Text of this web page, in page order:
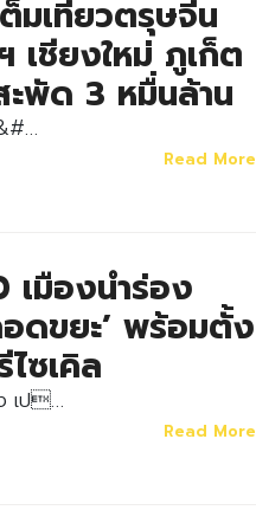
มเที่ยวตรุษจีน
เชียงใหม่ ภูเก็ต
ะพัด 3 หมื่นล้าน
Read More
เมืองนำร่อง
ดขยะ’ พร้อมตั้ง
ซเคิล
เป…
Read More